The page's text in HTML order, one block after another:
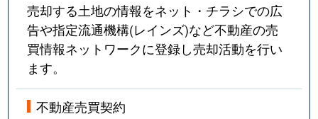
売却する土地の情報をネット・チラシでの広
告や指定流通機構(レインズ)など不動産の売
買情報ネットワークに登録し売却活動を行い
ます。
不動産売買契約